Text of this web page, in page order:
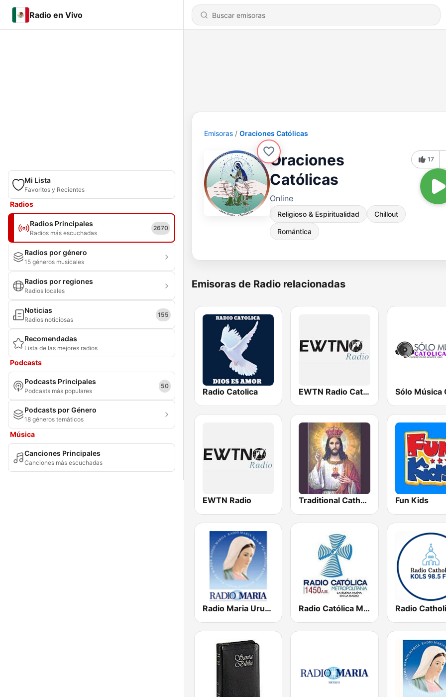
Radio en Vivo
Mi Lista
Favoritos y Recientes
Radios
Radios Principales
Radios más escuchadas
2670
Radios por género
15 géneros musicales
Radios por regiones
Radios locales
Noticias
Radios noticiosas
155
Recomendadas
Lista de las mejores radios
Podcasts
Podcasts Principales
Podcasts más populares
50
Podcasts por Género
18 géneros temáticos
Música
Canciones Principales
Canciones más escuchadas
Emisoras Oraciones Católicas
Oraciones
Católicas
Online
Religioso & Espiritualidad Chillout
Romántica
17
Emisoras de Radio relacionadas
Radio Catolica EWTN Radio Católica Mundial
EWTN Radio Traditional Catholic Radio Fun Kids
Radio Maria Uruguay 1090 AM Radio Católica Metropolitana 1450 AM Radio